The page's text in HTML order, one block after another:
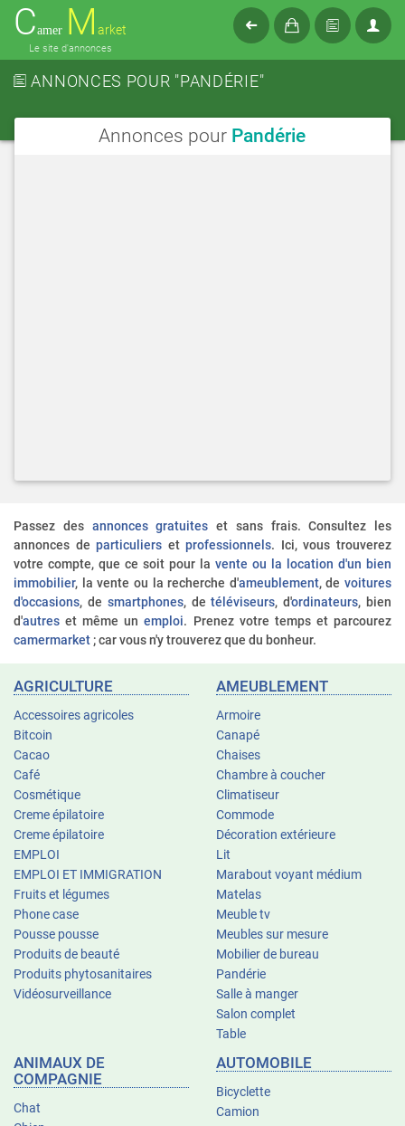
Camer M arket
Le site d'annonces
ANNONCES POUR "PANDÉRIE"
Annonces pour Pandérie
Passez des annonces gratuites et sans frais. Consultez les
annonces departiculiers etprofessionnels. Ici, vous trouverez
votre compte, que ce soit pour la vente ou la location d'un bien
immobilier, la vente ou la recherche d'ameublement, de voitures
d'occasions, de smartphones, detéléviseurs, d'ordinateurs, bien
d'autres et même unemploi. Prenez votre temps et parcourez
camermarket ; car vous n'y trouverez que du bonheur.
AGRICULTURE
Accessoires agricoles
Bitcoin
Cacao
Café
Cosmétique
Creme épilatoire
Creme épilatoire
EMPLOI
EMPLOI ET IMMIGRATION
Fruits et légumes
Phone case
Pousse pousse
Produits de beauté
Produits phytosanitaires
Vidéosurveillance
AMEUBLEMENT
Armoire
Canapé
Chaises
Chambre à coucher
Climatiseur
Commode
Décoration extérieure
Lit
Marabout voyant médium
Matelas
Meuble tv
Meubles sur mesure
Mobilier de bureau
Pandérie
Salle à manger
Salon complet
Table
ANIMAUX DE
COMPAGNIE
Chat
AUTOMOBILE
Bicyclette
Camion